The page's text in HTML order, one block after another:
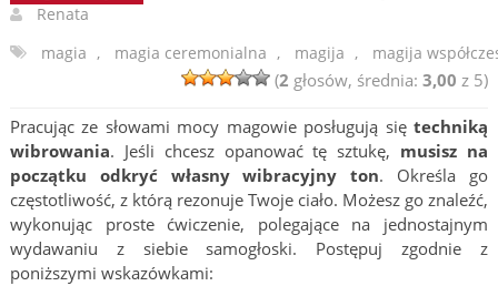
Renata
magia , magia ceremonialna , magija , magija
(2 głosów, średnia:3,00 z 5)
Pracując ze słowami mocy magowie posługują siętechniką
wibrowania. Jeśli chcesz opanować tę sztukę, musisz na
początku odkryć własny wibracyjny ton. Określa go
częstotliwość, z którą rezonuje Twoje ciało. Możesz go znaleźć,
wykonując proste ćwiczenie, polegające na jednostajnym
wydawaniu z siebie samogłoski. Postępuj zgodnie z
poniższymi wskazówkami: